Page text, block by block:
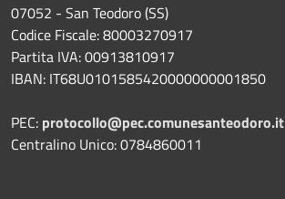
07052 - San Teodoro (SS)
Codice Fiscale: 80003270917
Partita IVA: 00913810917
IBAN: IT68U0101585420000000001850
PEC: protocollo@pec.comunesanteodoro.it
Centralino Unico: 0784860011